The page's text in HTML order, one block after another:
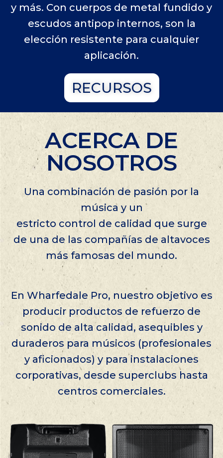
y más. Con cuerpos de metal fundido y
escudos antipop internos, son la
elección resistente para cualquier
aplicación.
RECURSOS
ACERCA DE
NOSOTROS
Una combinación de pasión por la
música y un
estricto control de calidad que surge
de una de las compañías de altavoces
más famosas del mundo.
En Wharfedale Pro, nuestro objetivo es
producir productos de refuerzo de
sonido de alta calidad, asequibles y
duraderos para músicos (profesionales
y aficionados) y para instalaciones
corporativas, desde superclubs hasta
centros comerciales.